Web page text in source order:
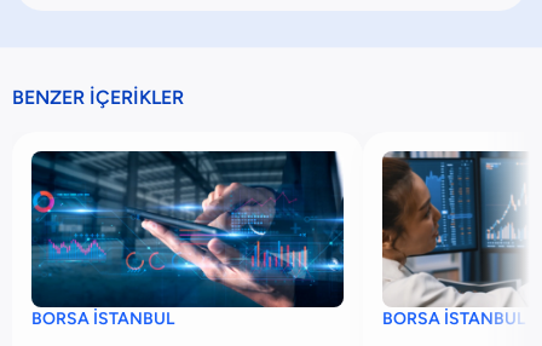
BENZER İÇERİKLER
BORSA İSTANBUL BORSA İSTANBUL